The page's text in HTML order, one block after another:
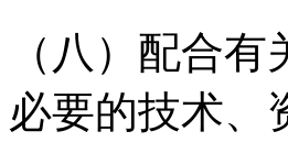
（八）配合
必要的技术、